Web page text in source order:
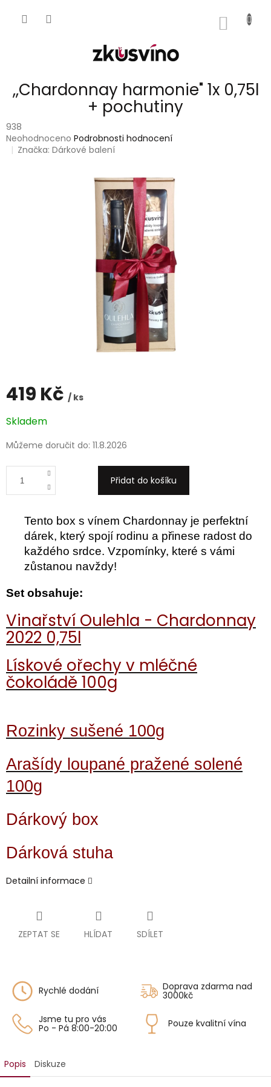
,,Chardonnay harmonie" 1x 0,75l
+ pochutiny
938
Průměrné
hodnocení
Neohodnoceno Podrobnosti hodnocení
Značka:Dárkové balení
419 Kč / ks
Měrná
cena:
Skladem
Můžeme doručit do: 11.8.2026
Přidat do košíku
Tento box s vínem Chardonnay je perfektní
dárek, který spojí rodinu a přinese radost do
každého srdce. Vzpomínky, které s vámi
zůstanou navždy!
Set obsahuje:
Vinařství Oulehla - Chardonnay
2022 0,75l
Lískové ořechy v mléčné
čokoládě 100g
Rozinky sušené 100g
Arašídy loupané pražené solené
100g
Dárkový box
Dárková stuha
Detailní informace
ZEPTAT SE HLÍDAT SDÍLET
Rychlé dodání Doprava zdarma nad
3000kč
Jsme tu pro vás
Po - Pá 8:00-20:00 Pouze kvalitní vína
Popis Diskuze